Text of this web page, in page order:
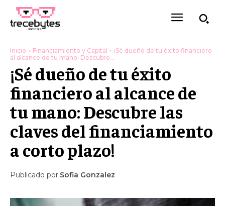
Inicio Financiamiento y Capital
¡Sé dueño de tu éxito financiero
al alcance de tu mano: Descubre...
¡Sé dueño de tu éxito
financiero al alcance de
tu mano: Descubre las
claves del financiamiento
a corto plazo!
Publicado por Sofia Gonzalez